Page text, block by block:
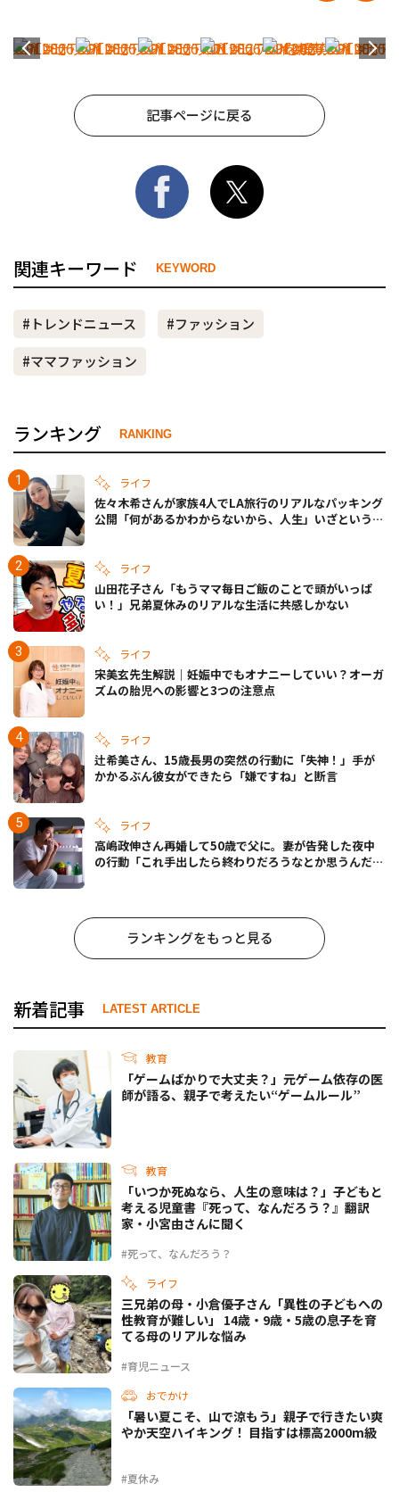
記事ページに戻る
関連キーワード KEYWORD
#トレンドニュース
#ファッション
#ママファッション
ランキング RANKING
ライフ
佐々木希さんが家族4人でLA旅行のリアルなパッキング
公開「何があるかわからないから、人生」いざというと
ライフ
山田花子さん「もうママ毎日ご飯のことで頭がいっぱ
い！」兄弟夏休みのリアルな生活に共感しかない
ライフ
宋美玄先生解説｜妊娠中でもオナニーしていい？オーガ
ズムの胎児への影響と3つの注意点
ライフ
辻希美さん、15歳長男の突然の行動に「失神！」手が
かかるぶん彼女ができたら「嫌ですね」と断言
ライフ
高嶋政伸さん再婚して50歳で父に。妻が告発した夜中
の行動「これ手出したら終わりだろうなとか思うんだけ
ランキングをもっと見る
新着記事 LATEST ARTICLE
教育
「ゲームばかりで大丈夫？」元ゲーム依存の医
師が語る、親子で考えたい“ゲームルール”
教育
#死って、なんだろう？
「いつか死ぬなら、人生の意味は？」子どもと
考える児童書『死って、なんだろう？』翻訳
家・小宮由さんに聞く
ライフ
#育児ニュース
三兄弟の母・小倉優子さん「異性の子どもへの
性教育が難しい」 14歳・9歳・5歳の息子を育
てる母のリアルな悩み
おでかけ
#夏休み
「暑い夏こそ、山で涼もう」親子で行きたい爽
やか天空ハイキング！ 目指すは標高2000m級